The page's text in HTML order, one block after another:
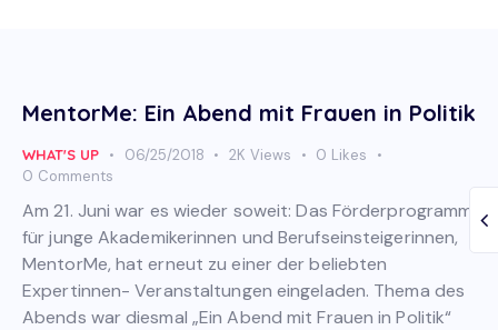
MentorMe: Ein Abend mit Frauen in Politik
WHAT'S UP 06/25/2018 2K Views 0 Likes
0 Comments
Am 21. Juni war es wieder soweit: Das Förderprogramm
für junge Akademikerinnen und Berufseinsteigerinnen,
MentorMe, hat erneut zu einer der beliebten
Expertinnen- Veranstaltungen eingeladen. Thema des
Abends war diesmal „Ein Abend mit Frauen in Politik“